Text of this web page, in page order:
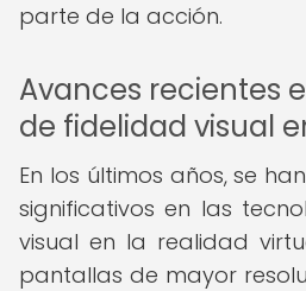
parte de la acción.
Avances recientes
de fidelidad visual
En los últimos años, se
significativos en las
visual en la realidad
pantallas de mayor